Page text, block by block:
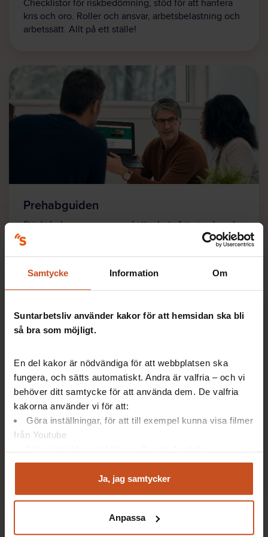
Samtycke Information Om
Suntarbetsliv använder kakor för att hemsidan ska bli
så bra som möjligt.
En del kakor är nödvändiga för att webbplatsen ska
fungera, och sätts automatiskt. Andra är valfria – och vi
behöver ditt samtycke för att använda dem. De valfria
kakorna använder vi för att:
Göra inställningar, för att till exempel kunna visa filmer
från Youtube
Analysera trafik för att kunna visa riktad information
Du kan när som helst återta ditt godkännande genom att
integritet@suntarbetsliv.se.
Ja, jag samtycker
Anpassa
Checklistor för riskbedömning, stöd för att hantera
kris och oro. Roller och ansvar, arbetsbelastning och
arbetssätt. Allt på ett ställe!
Prehabguiden
Stöd i hela processen med att arbeta främjande och
förebyggande med arbetsanpassning och med
OSA-kollen
och sociala arbetsmiljön, med aktiviteter för till
exempel arbetsplatsträffar.